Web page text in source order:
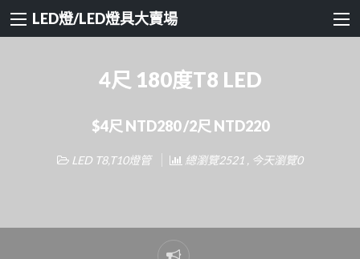
LED燈/LED燈具大賣場
4尺 180度T8 LED
$4尺 NTD280 /2尺 NTD220
LED T8,T10燈管 總瀏覽2521 , 今天瀏覽0